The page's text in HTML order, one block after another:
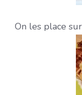
On les place